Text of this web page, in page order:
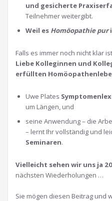
und gesicherte
Teilnehmer weitergibt.
Weil es Homöopathie pur
Falls es immer noch nicht klar
Liebe Kolleginnen und
erfüllten
Uwe Plates
um Längen, und
seine Anwendung – die
– lernt Ihr vollständig und
Seminaren.
Vielleicht sehen wir uns ja
nächsten Wiederholungen …
Sie mögen diesen Beitrag und